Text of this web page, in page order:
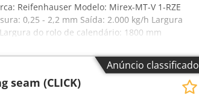
Reifenhauser Modelo: Mirex-MT-V 1-RZE
0,25 - 2,2 mm Saída: 2.000 kg/h Largura
do rolo de calendário: 1800 mm
do banho de silício: 1600 mm Faixa de
de banda dupla incluído. Todos os
e/ou venda prévia.Anúncio classificado
seam (CLICK)